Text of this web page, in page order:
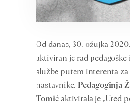
Od danas, 30. ožujka
aktiviran je rad
službe putem interenta
nastavnike. Pedagoginja
Tomićaktivirala je „Ured